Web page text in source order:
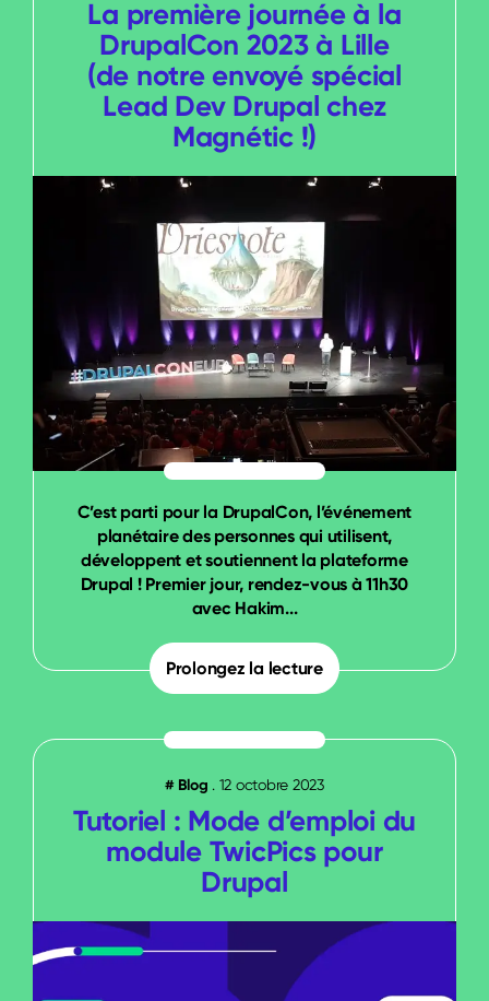
La première journée à la
DrupalCon 2023 à Lille
(de notre envoyé spécial
Lead Dev Drupal chez
Magnétic !)
C’est parti pour la DrupalCon, l’événement
planétaire des personnes qui utilisent,
développent et soutiennent la plateforme
Drupal ! Premier jour, rendez-vous à 11h30
avec Hakim...
Prolongez la lecture
#Blog . 12 octobre 2023
Tutoriel : Mode d’emploi du
module TwicPics pour
Drupal